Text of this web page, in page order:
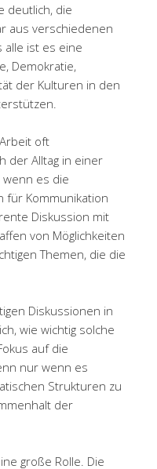
deutlich, die
aus verschiedenen
alle ist es eine
Demokratie,
der Kulturen in den
oft
der Alltag in einer
wenn es die
für Kommunikation
Diskussion mit
von Möglichkeiten
Themen, die die
Diskussionen in
wie wichtig solche
auf die
nur wenn es
Strukturen zu
der
große Rolle. Die